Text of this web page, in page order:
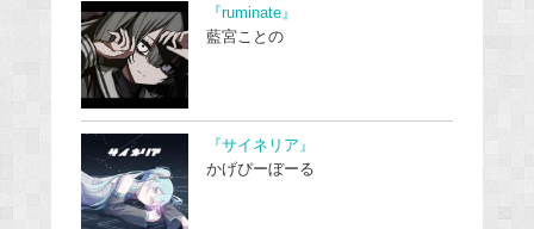
『ruminate』
藍宮ことの
『サイネリア』
かげぴーぼーる